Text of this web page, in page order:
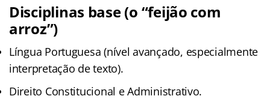
Disciplinas base (o “feijão com
arroz”)
Língua Portuguesa (nível avançado, especialmente
interpretação de texto).
Direito Constitucional e Administrativo.